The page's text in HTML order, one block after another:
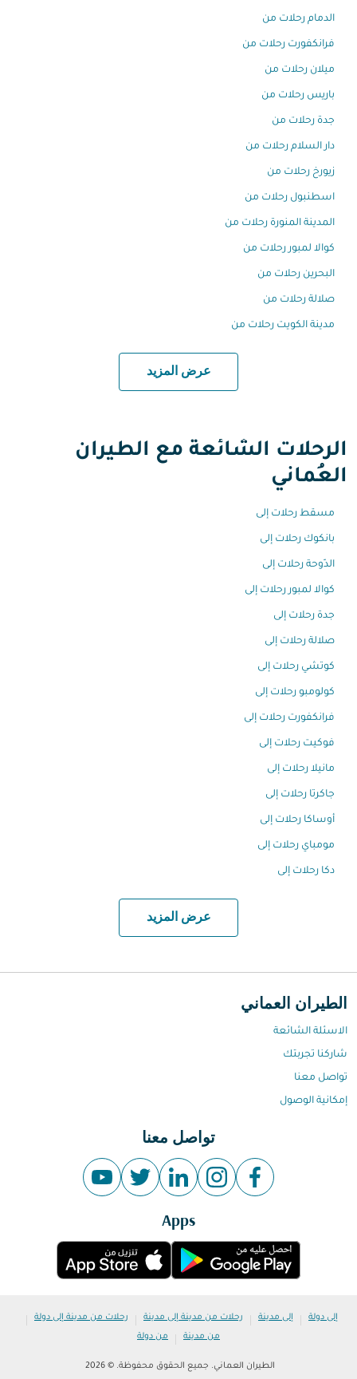
الدمام رحلات من
فرانكفورت رحلات من
ميلان رحلات من
باريس رحلات من
جدة رحلات من
دار السلام رحلات من
زيورخ رحلات من
اسطنبول رحلات من
المدينة المنورة رحلات من
كوالا لمبور رحلات من
البحرين رحلات من
صلالة رحلات من
مدينة الكويت رحلات من
عرض المزيد
الرحلات الشائعة مع الطيران
العُماني
مسقط رحلات إلى
بانكوك رحلات إلى
الدّوحة رحلات إلى
كوالا لمبور رحلات إلى
جدة رحلات إلى
صلالة رحلات إلى
كوتشي رحلات إلى
كولومبو رحلات إلى
فرانكفورت رحلات إلى
فوكيت رحلات إلى
مانيلا رحلات إلى
جاكرتا رحلات إلى
أوساكا رحلات إلى
مومباي رحلات إلى
دكا رحلات إلى
عرض المزيد
الطيران العماني
الاسئلة الشائعة
شاركنا تجربتك
تواصل معنا
إمكانية الوصول
تواصل معنا
Apps
إلى دولة | إلى مدينة | رحلات من مدينة إلى مدينة | رحلات من مدينة إلى دولة |
من مدينة | من دولة
الطيران العماني. جميع الحقوق محفوظة. © 2026